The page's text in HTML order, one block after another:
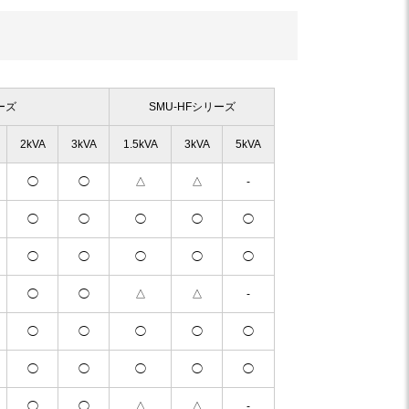
ズ SMU-HFシリーズ
2kVA 3kVA 1.5kVA 3kVA 5kVA
◯ ◯ △ △ -
◯ ◯ ◯ ◯ ◯
◯ ◯ ◯ ◯ ◯
◯ ◯ △ △ -
◯ ◯ ◯ ◯ ◯
◯ ◯ ◯ ◯ ◯
◯ ◯ △ △ -